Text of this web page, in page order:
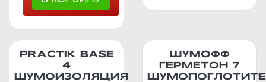
PRACTIK BASE
4
ШУМОИЗОЛЯЦИЯ
ШУМОФФ
ГЕРМЕТОН 7